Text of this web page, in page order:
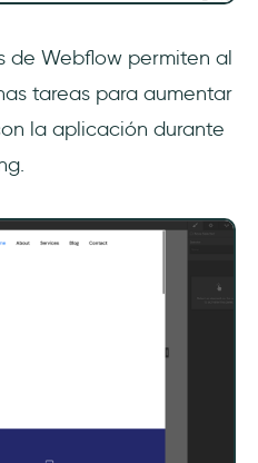
de Webflow permiten al
tareas para aumentar
la aplicación durante